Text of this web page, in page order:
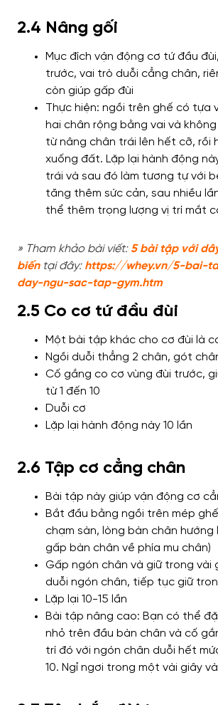
2.4 Nâng gối
Mục đích vận động cơ tứ đầu
trước, vai trò duỗi cẳng chân,
còn giúp gấp đùi
Thực hiện: ngồi trên ghế có tựa
hai chân rộng bằng vai và
từ nâng chân trái lên hết cỡ, rồi
xuống đất. Lặp lại hành động
trái và sau đó làm tương tự với
tăng thêm sức cản, sau nhiều
thể thêm trọng lượng vị trí mắt
» Tham khảo bài viết: 5 bài tập với
biếntại đây: https://whey.vn/5-bai-
day-ngu-sac-tap-gym.htm
2.5 Co cơ tứ đầu đùi
Một bài tập khác cho cơ đùi là
Ngồi duỗi thẳng 2 chân, gót
Cố gắng co cơ vùng đùi trước,
từ 1 đến 10
Duỗi cơ
Lặp lại hành động này 10 lần
2.6 Tập cơ cẳng chân
Bài tập này giúp vận động cơ
Bắt đầu bằng ngồi trên mép
chạm sàn, lòng bàn chân
gấp bàn chân về phía mu chân)
Gấp ngón chân và giữ trong vài
duỗi ngón chân, tiếp tục giữ
Lặp lại 10-15 lần
Bài tập nâng cao: Bạn có thể
nhỏ trên đầu bàn chân và cố
trí đó với ngón chân duỗi hết
10. Ngỉ ngơi trong một vài giây